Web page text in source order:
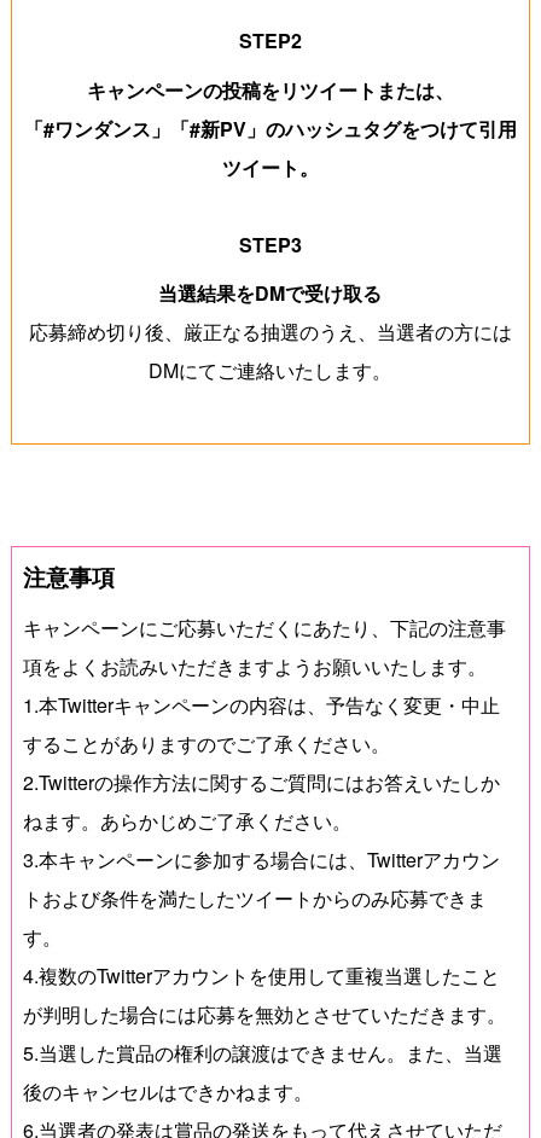
STEP2
キャンペーンの投稿をリツイートまたは、
「#ワンダンス」「#新PV」のハッシュタグをつけて引用
ツイート。
STEP3
当選結果をDMで受け取る
応募締め切り後、厳正なる抽選のうえ、当選者の方には
DMにてご連絡いたします。
注意事項
キャンペーンにご応募いただくにあたり、下記の注意事
項をよくお読みいただきますようお願いいたします。
1.本Twitterキャンペーンの内容は、予告なく変更・中止
することがありますのでご了承ください。
2.Twitterの操作方法に関するご質問にはお答えいたしか
ねます。あらかじめご了承ください。
3.本キャンペーンに参加する場合には、Twitterアカウン
トおよび条件を満たしたツイートからのみ応募できま
す。
4.複数のTwitterアカウントを使用して重複当選したこと
が判明した場合には応募を無効とさせていただきます。
5.当選した賞品の権利の譲渡はできません。また、当選
後のキャンセルはできかねます。
6.当選者の発表は賞品の発送をもって代えさせていただ